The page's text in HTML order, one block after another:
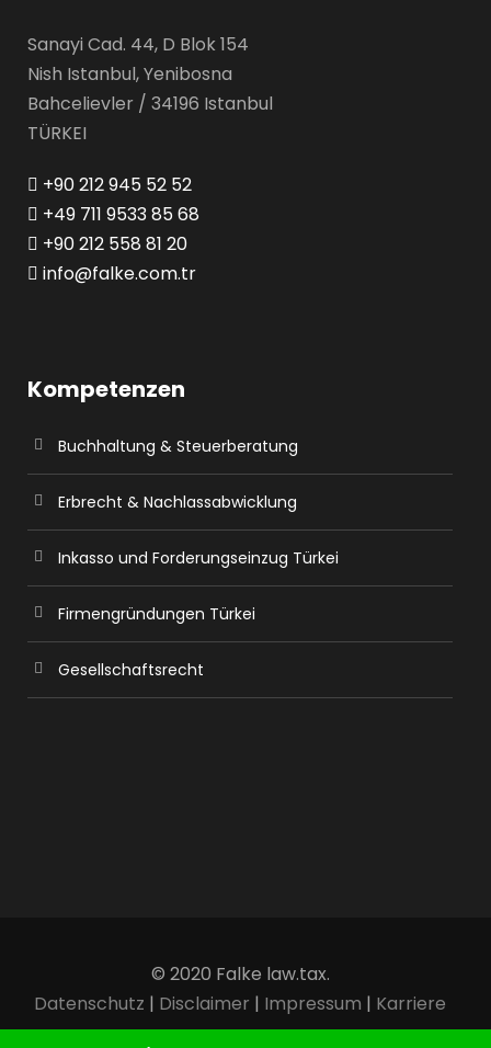
Sanayi Cad. 44, D Blok 154
Nish Istanbul, Yenibosna
Bahcelievler / 34196 Istanbul
TÜRKEI
+90 212 945 52 52
+49 711 9533 85 68
+90 212 558 81 20
info@falke.com.tr
Kompetenzen
Buchhaltung & Steuerberatung
Erbrecht & Nachlassabwicklung
Inkasso und Forderungseinzug Türkei
Firmengründungen Türkei
Gesellschaftsrecht
© 2020 Falke law.tax.
Datenschutz | Disclaimer | Impressum | Karriere